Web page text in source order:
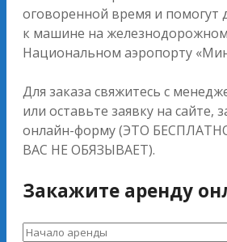
оговоренной время и помогут
к машине на
Национальном аэропорту
Для заказа свяжитесь с
или оставьте заявку на сайте,
онлайн-форму (ЭТО
ВАС НЕ ОБЯЗЫВАЕТ).
Закажите аренду